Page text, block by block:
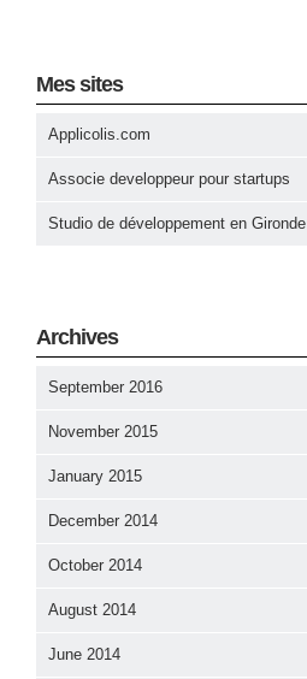
Mes sites
Applicolis.com
Associe developpeur pour startups
Studio de développement en Gironde
Archives
September 2016
November 2015
January 2015
December 2014
October 2014
August 2014
June 2014